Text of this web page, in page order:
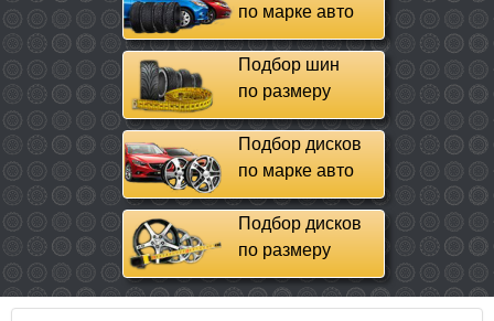
по марке авто
Подбор шин
по размеру
Подбор дисков
по марке авто
Подбор дисков
по размеру